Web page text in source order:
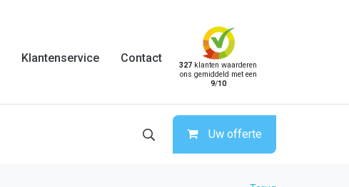
Klantenservice Contact
327 klanten waarderen
ons gemiddeld met een
9/10
Uw offerte